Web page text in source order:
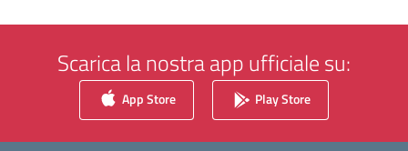
Scarica la nostra app ufficiale su:
App Store Play Store